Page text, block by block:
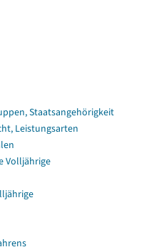
Staatsangehörigkeit
Leistungsarten
Volljährige